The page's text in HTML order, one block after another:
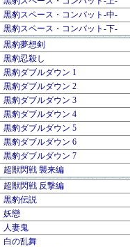
黒豹スペース・コンバット-中-
黒豹スペース・コンバット-下-
黒豹夢想剣
黒豹忍殺し
黒豹ダブルダウン 1
黒豹ダブルダウン 2
黒豹ダブルダウン 3
黒豹ダブルダウン 4
黒豹ダブルダウン 5
黒豹ダブルダウン 6
黒豹ダブルダウン 7
超獣閃戦 襲来編
超獣閃戦 反撃編
黒豹伝説
妖戀
人妻鬼
白の乱舞